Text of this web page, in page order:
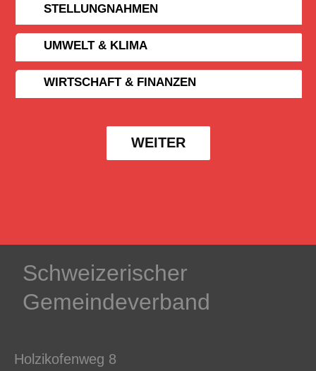
STELLUNGNAHMEN
UMWELT & KLIMA
WIRTSCHAFT & FINANZEN
WEITER
Schweizerischer
Gemeindeverband
Holzikofenweg 8